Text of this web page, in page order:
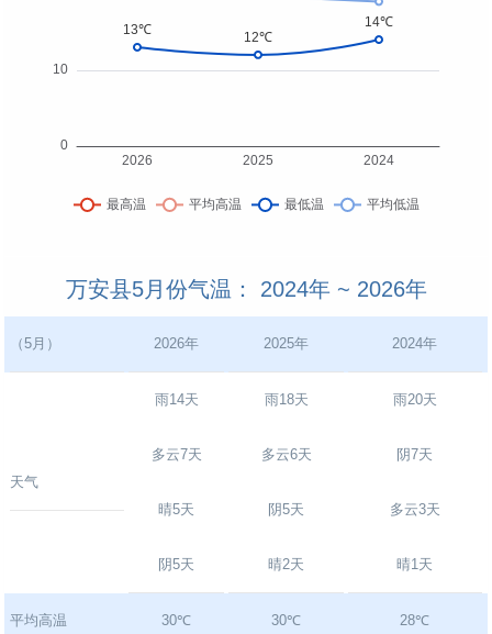
万安县5月份气温： 2024年 ~ 2026年
（5月） 2026年 2025年 2024年
天气
雨14天
多云7天
晴5天
阴5天
雨18天
多云6天
阴5天
晴2天
雨20天
阴7天
多云3天
晴1天
平均高温 30℃ 30℃ 28℃